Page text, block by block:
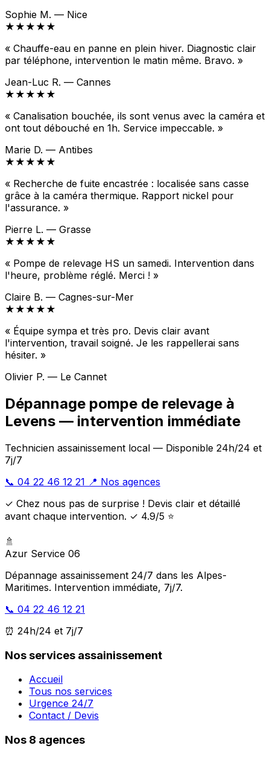
Sophie M. — Nice
★★★★★
« Chauffe-eau en panne en plein hiver. Diagnostic clair
par téléphone, intervention le matin même. Bravo. »
Jean-Luc R. — Cannes
★★★★★
« Canalisation bouchée, ils sont venus avec la caméra et
ont tout débouché en 1h. Service impeccable. »
Marie D. — Antibes
★★★★★
« Recherche de fuite encastrée : localisée sans casse
grâce à la caméra thermique. Rapport nickel pour
l'assurance. »
Pierre L. — Grasse
★★★★★
« Pompe de relevage HS un samedi. Intervention dans
l'heure, problème réglé. Merci ! »
Claire B. — Cagnes-sur-Mer
★★★★★
« Équipe sympa et très pro. Devis clair avant
l'intervention, travail soigné. Je les rappellerai sans
hésiter. »
Olivier P. — Le Cannet
Dépannage pompe de relevage à
Levens — intervention immédiate
Technicien assainissement local — Disponible 24h/24 et
7j/7
📞 04 22 46 12 21 📍 Nos agences
✓ Chez nous pas de surprise ! Devis clair et détaillé
avant chaque intervention. ✓ 4.9/5 ⭐
🚿
Azur Service 06
Dépannage assainissement 24/7 dans les Alpes-
Maritimes. Intervention immédiate, 7j/7.
📞 04 22 46 12 21
⏰ 24h/24 et 7j/7
Nos services assainissement
Accueil
Tous nos services
Urgence 24/7
Contact / Devis
Nos 8 agences